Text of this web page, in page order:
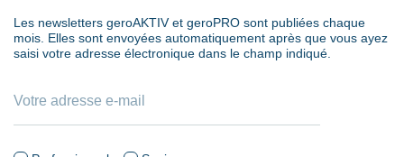
Les newsletters geroAKTIV et geroPRO sont publiées chaque
mois. Elles sont envoyées automatiquement après que vous ayez
saisi votre adresse électronique dans le champ indiqué.